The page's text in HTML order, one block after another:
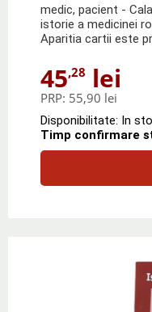
medic, pacient -
istorie a medicinei
Aparitia cartii este
45,28 lei
PRP: 55,90 lei
Disponibilitate: In
Timp confirmare